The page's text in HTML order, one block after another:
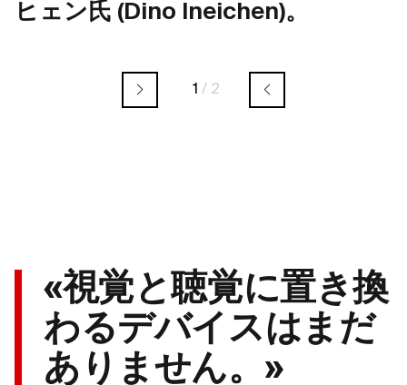
ヒェン氏 (Dino Ineichen)。
1 / 2
«視覚と聴覚に置き換
わるデバイスはまだ
ありません。»